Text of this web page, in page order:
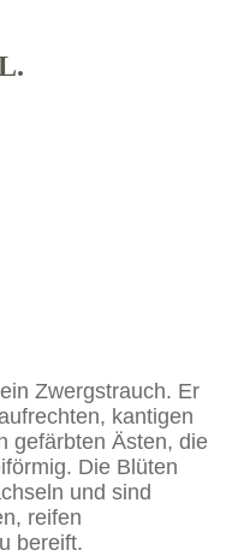
Zwergstrauch. Er
kantigen
gefärbten Ästen, die
Die Blüten
und sind
reifen
bereift.